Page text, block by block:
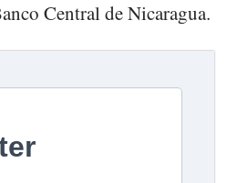
Central de Nicaragua.